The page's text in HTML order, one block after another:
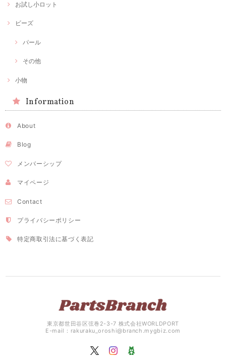
お試し小ロット
ビーズ
パール
その他
小物
Information
About
Blog
メンバーシップ
マイページ
Contact
プライバシーポリシー
特定商取引法に基づく表記
東京都世田谷区弦巻2-3-7 株式会社WORLDPORT
E-mail： rakuraku_oroshi@branch.mygbiz.com